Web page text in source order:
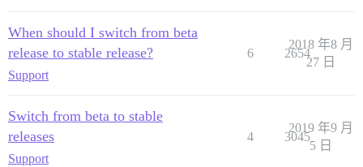
When should I switch from beta
release to stable release?
Support
6 2654
2018 年8 月
27 日
Switch from beta to stable
releases
Support
4 3045
2019 年9 月
5 日